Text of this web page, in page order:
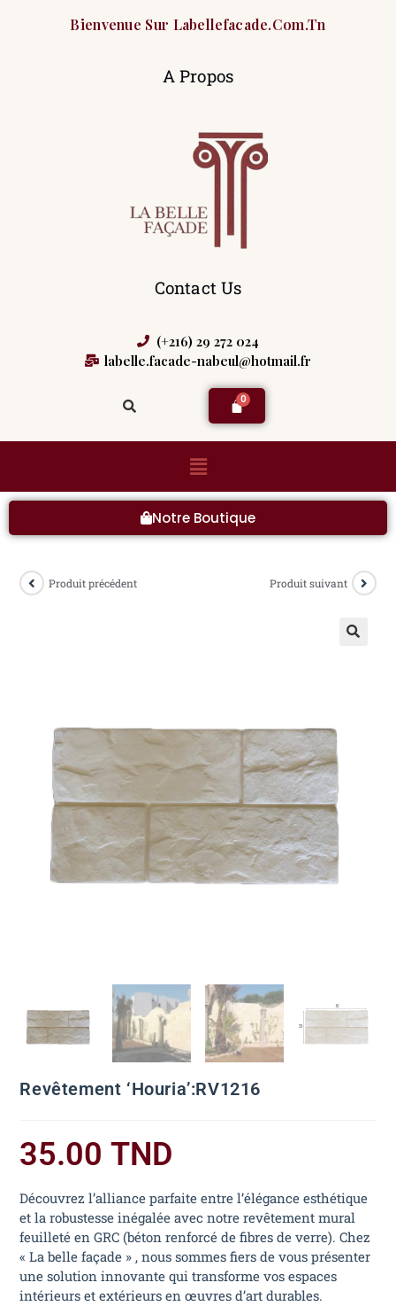
Bienvenue Sur Labellefacade.com.tn
A Propos
Contact Us
(+216) 29 272 024
labelle.facade-nabeul@hotmail.fr
Notre Boutique
Produit précédent Produit suivant
Revêtement ‘Houria’:RV1216
35.00TND
Découvrez l’alliance parfaite entre l’élégance esthétique
et la robustesse inégalée avec notre revêtement mural
feuilleté en GRC (béton renforcé de fibres de verre). Chez
« La belle façade » , nous sommes fiers de vous présenter
une solution innovante qui transforme vos espaces
intérieurs et extérieurs en œuvres d’art durables.